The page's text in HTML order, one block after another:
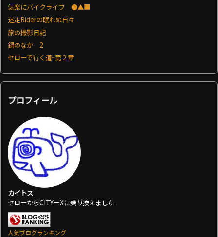
気楽にバイクライフ ●▲■
迷走Riderの眠れぬ日々
旅の撮影日記
鍋のなか 2
セローで行く道~第２章
プロフィール
カイトス
セローからCITY－Xに乗り換えました
人気ブログランキング